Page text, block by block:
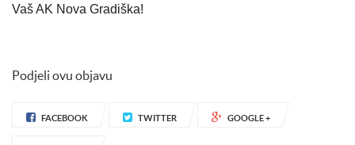
Vaš AK Nova Gradiška!
Podjeli ovu objavu
FACEBOOK TWITTER GOOGLE +